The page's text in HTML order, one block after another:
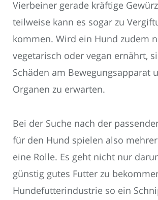
Vierbeiner gerade kräftige
teilweise kann es sogar zu
kommen. Wird ein Hund zudem
vegetarisch oder vegan ernährt,
Schäden am Bewegungsapparat
Organen zu erwarten.
Bei der Suche nach der
für den Hund spielen also
eine Rolle. Es geht nicht nur
günstig gutes Futter zu
Hundefutterindustrie so ein